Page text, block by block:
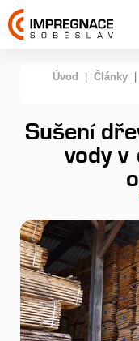
Úvod Články
Sušení
vody